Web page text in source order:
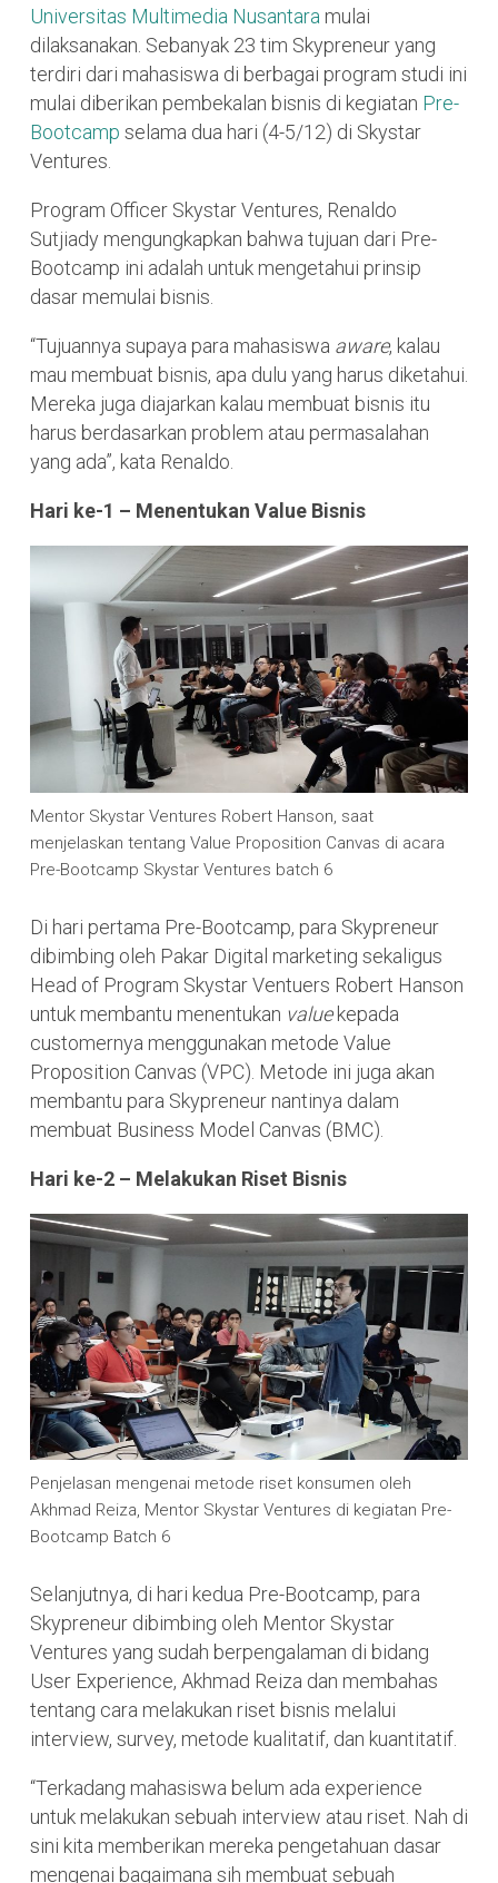
Universitas Multimedia Nusantara mulai
dilaksanakan. Sebanyak 23 tim Skypreneur yang
terdiri dari mahasiswa di berbagai program studi ini
mulai diberikan pembekalan bisnis di kegiatan Pre-
Bootcamp selama dua hari (4-5/12) di Skystar
Ventures.
Program Officer Skystar Ventures, Renaldo
Sutjiady mengungkapkan bahwa tujuan dari Pre-
Bootcamp ini adalah untuk mengetahui prinsip
dasar memulai bisnis.
“Tujuannya supaya para mahasiswa aware, kalau
mau membuat bisnis, apa dulu yang harus diketahui.
Mereka juga diajarkan kalau membuat bisnis itu
harus berdasarkan problem atau permasalahan
yang ada”, kata Renaldo.
Hari ke-1 – Menentukan Value Bisnis
Mentor Skystar Ventures Robert Hanson, saat
menjelaskan tentang Value Proposition Canvas di acara
Pre-Bootcamp Skystar Ventures batch 6
Di hari pertama Pre-Bootcamp, para Skypreneur
dibimbing oleh Pakar Digital marketing sekaligus
Head of Program Skystar Ventuers Robert Hanson
untuk membantu menentukan valuekepada
customernya menggunakan metode Value
Proposition Canvas (VPC). Metode ini juga akan
membantu para Skypreneur nantinya dalam
membuat Business Model Canvas (BMC).
Hari ke-2 – Melakukan Riset Bisnis
Penjelasan mengenai metode riset konsumen oleh
Akhmad Reiza, Mentor Skystar Ventures di kegiatan Pre-
Bootcamp Batch 6
Selanjutnya, di hari kedua Pre-Bootcamp, para
Skypreneur dibimbing oleh Mentor Skystar
Ventures yang sudah berpengalaman di bidang
User Experience, Akhmad Reiza dan membahas
tentang cara melakukan riset bisnis melalui
interview, survey, metode kualitatif, dan kuantitatif.
“Terkadang mahasiswa belum ada experience
untuk melakukan sebuah interview atau riset. Nah di
sini kita memberikan mereka pengetahuan dasar
mengenai bagaimana sih membuat sebuah